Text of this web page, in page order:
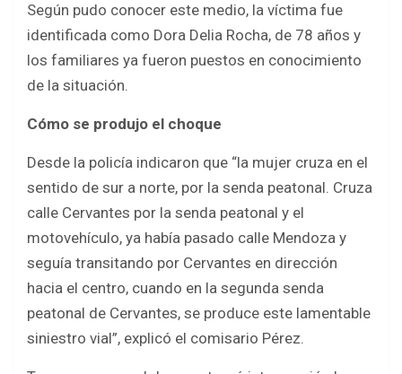
Según pudo conocer este medio, la víctima fue
identificada como Dora Delia Rocha, de 78 años y
los familiares ya fueron puestos en conocimiento
de la situación.
Cómo se produjo el choque
Desde la policía indicaron que “la mujer cruza en el
sentido de sur a norte, por la senda peatonal. Cruza
calle Cervantes por la senda peatonal y el
motovehículo, ya había pasado calle Mendoza y
seguía transitando por Cervantes en dirección
hacia el centro, cuando en la segunda senda
peatonal de Cervantes, se produce este lamentable
siniestro vial”, explicó el comisario Pérez.